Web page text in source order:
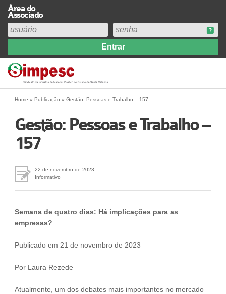
Área do
Associado
Institucional
Perfil
Diretoria
Abrangência
Contribuição Sindical 2026
Prestação de Contas
Central de Comunicação
SEJA UM ASSOCIADO
VAGAS
Home » Publicação » Gestão: Pessoas e Trabalho – 157
Gestão: Pessoas e Trabalho –
157
22 de novembro de 2023
Informativo
Semana de quatro dias: Há implicações para as
empresas?
Publicado em 21 de novembro de 2023
Por Laura Rezede
Atualmente, um dos debates mais importantes no mercado